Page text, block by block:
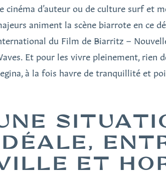
cinéma d’auteur ou de culture surf et
animent la scène biarrote en ce
du Film de Biarritz –
Et pour les vivre pleinement, rien
à la fois havre de tranquillité et
ET